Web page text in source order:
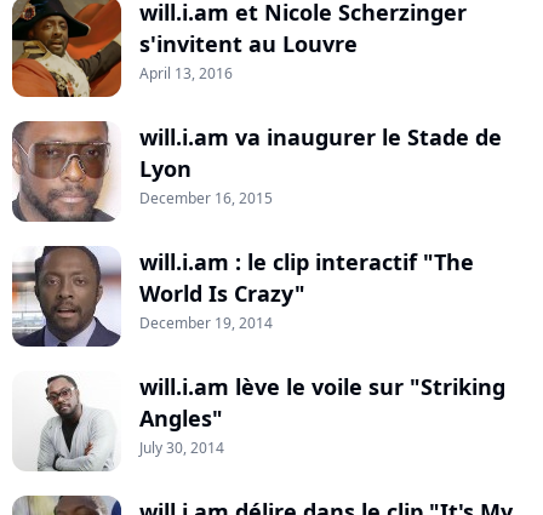
will.i.am et Nicole Scherzinger
s'invitent au Louvre
April 13, 2016
will.i.am va inaugurer le Stade de
Lyon
December 16, 2015
will.i.am : le clip interactif "The
World Is Crazy"
December 19, 2014
will.i.am lève le voile sur "Striking
Angles"
July 30, 2014